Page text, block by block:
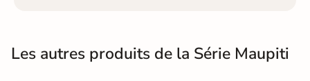
Les autres produits de la Série Maupiti